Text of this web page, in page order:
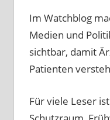
Im Watchblog
Medien und
sichtbar, damit
Patienten
Für viele Leser